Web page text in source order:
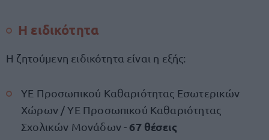
Η ειδικότητα
Η ζητούμενη ειδικότητα είναι η εξής:
ΥΕ Προσωπικού Καθαριότητας Εσωτερικών
Χώρων / ΥΕ Προσωπικού Καθαριότητας
Σχολικών Μονάδων - 67 θέσεις